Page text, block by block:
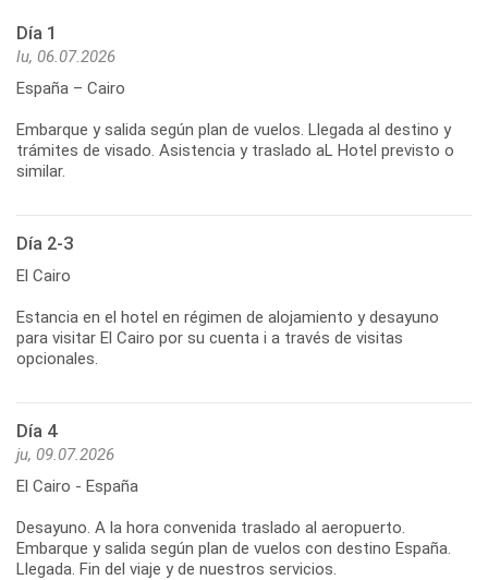
Día 1
lu, 06.07.2026
España – Cairo
Embarque y salida según plan de vuelos. Llegada al destino y
trámites de visado. Asistencia y traslado aL Hotel previsto o
similar.
Día 2-3
El Cairo
Estancia en el hotel en régimen de alojamiento y desayuno
para visitar El Cairo por su cuenta i a través de visitas
opcionales.
Día 4
ju, 09.07.2026
El Cairo - España
Desayuno. A la hora convenida traslado al aeropuerto.
Embarque y salida según plan de vuelos con destino España.
Llegada. Fin del viaje y de nuestros servicios.